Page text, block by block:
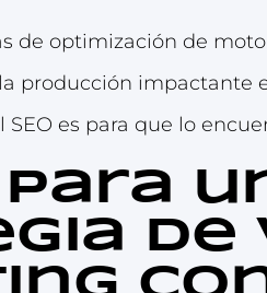
de optimización de
producción impactante
es para que lo
de